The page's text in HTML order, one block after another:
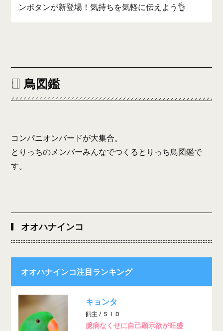
ンボタンが新登場！気持ちを気軽に伝えよう👌
鳥図鑑
コンパニオンバードが大集合。
とりっちのメンバーみんなでつくるとりっち鳥図鑑で
す。
オオハナインコ
オオハナインコ注目ランキング
キョンタ
飼主 / ＳＩＤ
臆病なくせに自己顕示欲が旺盛